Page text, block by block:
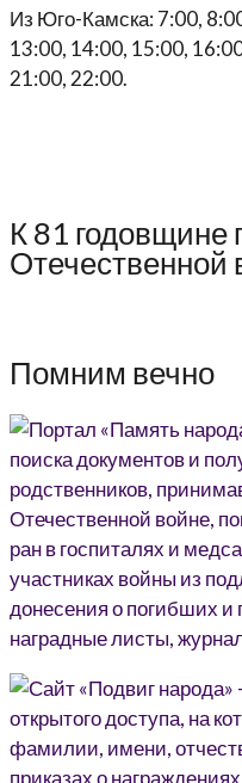
Из Юго-Камска: 7:00,
13:00, 14:00, 15:00,
21:00, 22:00.
К 81 годовщине
Отечественной
Помним вечно